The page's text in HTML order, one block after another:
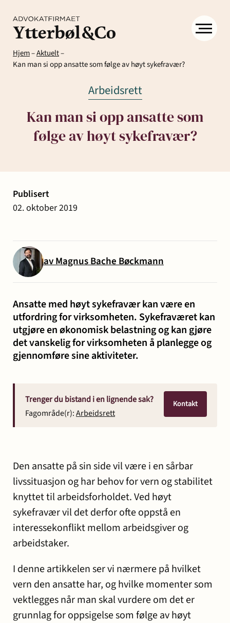
Hjem–Aktuelt–
Kan man si opp ansatte som følge av høyt sykefravær?
Arbeidsrett
Kan man si opp ansatte som
følge av høyt sykefravær?
Publisert
02. oktober 2019
av Magnus Bache Bøckmann
Ansatte med høyt sykefravær kan være en
utfordring for virksomheten. Sykefraværet kan
utgjøre en økonomisk belastning og kan gjøre
det vanskelig for virksomheten å planlegge og
gjennomføre sine aktiviteter.
Trenger du bistand i en lignende sak?
Fagområde(r):Arbeidsrett
Kontakt
Den ansatte på sin side vil være i en sårbar
livssituasjon og har behov for vern og stabilitet
knyttet til arbeidsforholdet. Ved høyt
sykefravær vil det derfor ofte oppstå en
interessekonflikt mellom arbeidsgiver og
arbeidstaker.
I denne artikkelen ser vi nærmere på hvilket
vern den ansatte har, og hvilke momenter som
vektlegges når man skal vurdere om det er
grunnlag for oppsigelse som følge av høyt
Kompetanse
Arbeidsrett
Arv
ogogog
Entreprise
-
og
anlegg
Erstatning
og
sykdom
Familie
Forbrukersaker
Konkurs
Offentlige
Selskapsrett
Skatt
Strafferett
Transaksjoner
Menneskene
Karriere
Om
og miljø